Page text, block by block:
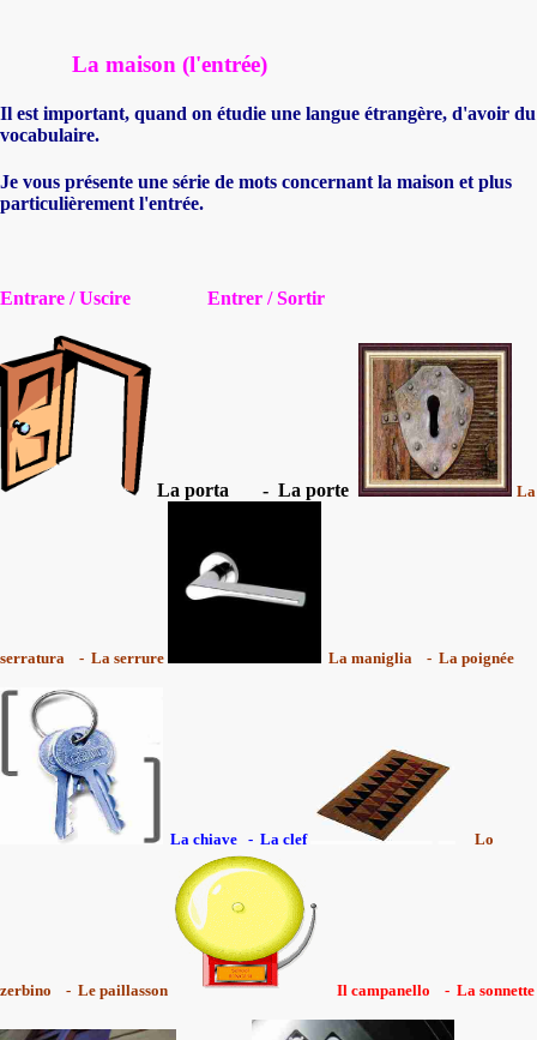
La maison (l'entrée)
Il est important, quand on étudie une langue étrangère, d'avoir du
vocabulaire.
Je vous présente une série de mots concernant la maison et plus
particulièrement l'entrée.
Entrare / Uscire Entrer / Sortir
La porta - La porte La
serratura - La serrure La maniglia - La poignée
La chiave - La clef Lo
zerbino - Le paillasson Il campanello - La sonnette